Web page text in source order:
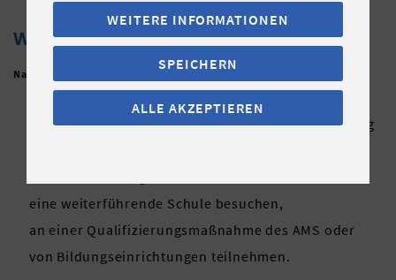
WAS KOMMT DANACH?
Nach AusbildungFit kannst du
eine Lehre - auch eine verlängerte Berufsausbildung
eine weiterführende Schule besuchen,
an einer Qualifizierungsmaßnahme des AMS oder
von Bildungseinrichtungen teilnehmen.
WEITERE INFORMATIONEN
SPEICHERN
ALLE AKZEPTIEREN